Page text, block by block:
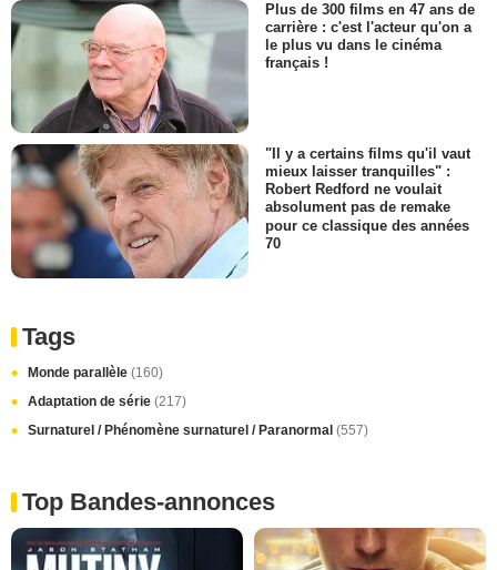
Plus de 300 films en 47 ans de
carrière : c'est l'acteur qu'on a
le plus vu dans le cinéma
français !
"Il y a certains films qu'il vaut
mieux laisser tranquilles" :
Robert Redford ne voulait
absolument pas de remake
pour ce classique des années
70
Tags
Monde parallèle (160)
Adaptation de série (217)
Surnaturel / Phénomène surnaturel / Paranormal (557)
Top Bandes-annonces